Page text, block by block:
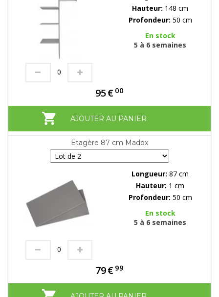
Hauteur: 148 cm
Profondeur: 50 cm
En stock
5 à 6 semaines
95€ 00
AJOUTER AU PANIER
Etagère 87 cm Madox
Longueur: 87 cm
Hauteur: 1 cm
Profondeur: 50 cm
En stock
5 à 6 semaines
79€ 99